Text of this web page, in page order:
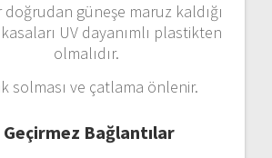
doğrudan güneşe maruz kaldığı
kasaları UV dayanımlı plastikten
olmalıdır.
solması ve çatlama önlenir.
Geçirmez Bağlantılar